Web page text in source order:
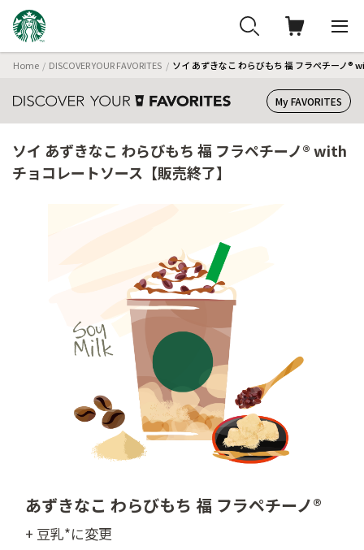
Home DISCOVER YOUR FAVORITES ソイ あずきなこ わらびもち 福 フラペチーノ®
My FAVORITES
ソイ あずきなこ わらびもち 福 フラペチーノ® with
チョコレートソース【販売終了】
あずきなこ わらびもち 福 フラペチーノ®
+ 豆乳*に変更